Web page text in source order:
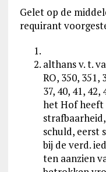
Gelet op de
requirant
althans v. t.
RO, 350, 351,
37, 40, 41, 42,
het Hof heeft
schuld, eerst
bij de verd.
ten aanzien